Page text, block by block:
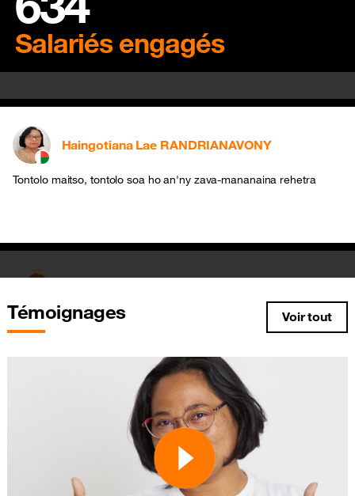
Salariés engagés
Je m'engage pour le developpement de mon pays, y compris la
redevabilité environnementale
Haingotiana Lae RANDRIANAVONY
Tontolo maitso, tontolo soa ho an'ny zava-mananaina rehetra
Ndao mba anamaintso ny tontonlo
Témoignages Voir tout